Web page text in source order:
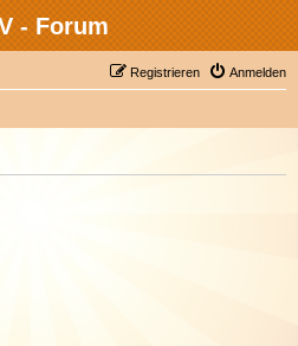
- Forum
Anmelden
Registrieren